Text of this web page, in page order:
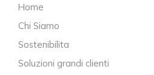
Home
Chi Siamo
Sostenibilita
Soluzioni grandi clienti